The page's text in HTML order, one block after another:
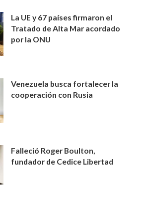
La UE y 67 países firmaron el
Tratado de Alta Mar acordado
por la ONU
Venezuela busca fortalecer la
cooperación con Rusia
Falleció Roger Boulton,
fundador de Cedice Libertad